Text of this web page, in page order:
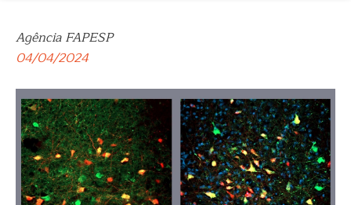
Agência FAPESP
04/04/2024